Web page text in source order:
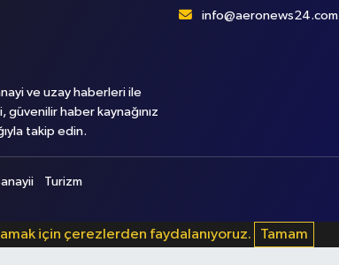
ve uzay haberleri ile
haber kaynağınız
takip edin.
info@aeronews24.com
Turizm
için çerezlerden faydalanıyoruz. Tamam